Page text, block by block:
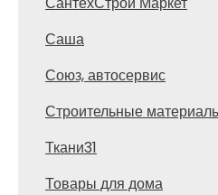
Саша
Союз, автосервис
Строительные
Ткани31
Товары для дома